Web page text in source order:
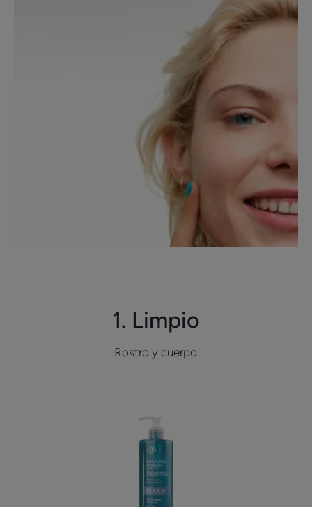
1. Limpio
Rostro y cuerpo
KERACNYL
Gel
limpiador